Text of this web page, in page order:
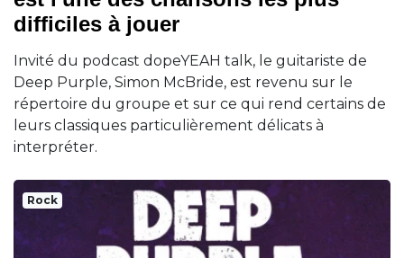
difficiles à jouer
Invité du podcast dopeYEAH talk, le guitariste de
Deep Purple, Simon McBride, est revenu sur le
répertoire du groupe et sur ce qui rend certains de
leurs classiques particulièrement délicats à
interpréter.
Rock